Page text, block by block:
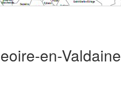
en-Valdaine